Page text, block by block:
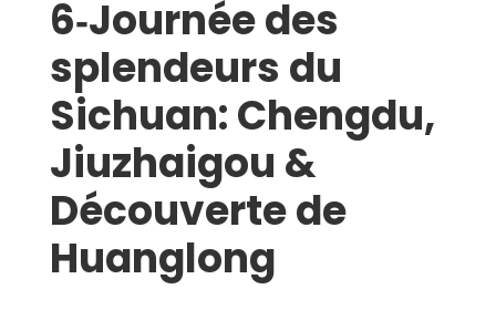
6‑Journée des
splendeurs du
Sichuan: Chengdu,
Jiuzhaigou &
Découverte de
Huanglong